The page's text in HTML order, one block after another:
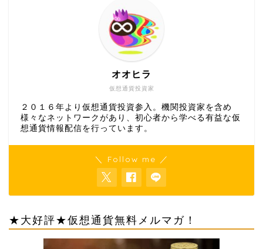
仮想通貨投資家
オオヒラ
２０１６年より仮想通貨投資参入。機関投資家を含め
様々なネットワークがあり、初心者から学べる有益な仮
想通貨情報配信を行っています。
＼ Follow me ／
★大好評★仮想通貨無料メルマガ！